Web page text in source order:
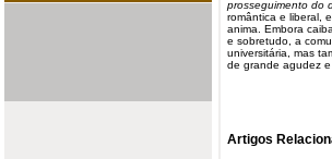
prosseguimento do
romântica e liberal,
anima. Embora
e sobretudo, a
universitária, mas
de grande agudez e
Artigos